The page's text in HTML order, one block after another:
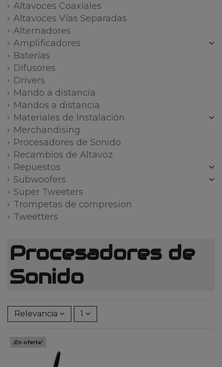
Procesadores de
Sonido
Relevancia 1
¡En oferta!
Altavoces Coaxiales
Altavoces Vías Separadas
Alternadores
Amplificadores
Baterías
Difusores
Drivers
Mando a distancia
Mandos a distancia
Materiales de Instalación
Merchandising
Procesadores de Sonido
Recambios de Altavoz
Repuestos
Subwoofers
Super Tweeters
Trompetas de compresion
Tweetters